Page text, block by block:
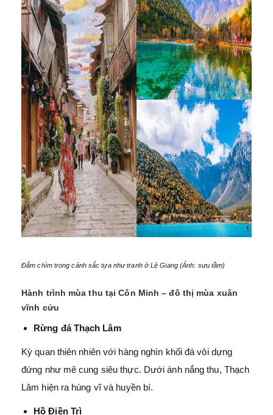
Đắm chìm trong cảnh sắc tựa như tranh ở Lệ Giang (Ảnh: sưu tầm)
Hành trình mùa thu tại Côn Minh – đô thị mùa xuân
vĩnh cửu
Rừng đá Thạch Lâm
Kỳ quan thiên nhiên với hàng nghìn khối đá vôi dựng
đứng như mê cung siêu thực. Dưới ánh nắng thu, Thạch
Lâm hiện ra hùng vĩ và huyền bí.
Hồ Điền Trì